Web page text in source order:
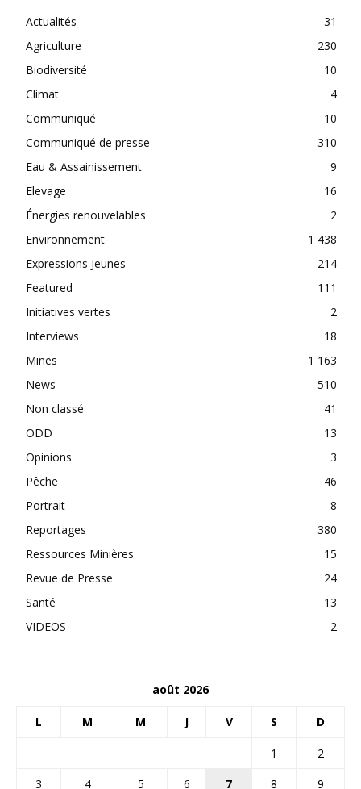
Actualités
31
Agriculture
230
Biodiversité
10
Climat
4
Communiqué
10
Communiqué de presse
310
Eau & Assainissement
9
Elevage
16
Énergies renouvelables
2
Environnement
1 438
Expressions Jeunes
214
Featured
111
Initiatives vertes
2
Interviews
18
Mines
1 163
News
510
Non classé
41
ODD
13
Opinions
3
Pêche
46
Portrait
8
Reportages
380
Ressources Minières
15
Revue de Presse
24
Santé
13
VIDEOS
2
août 2026
L M M J V S D
1
2
3
4 5 6 7 8
9